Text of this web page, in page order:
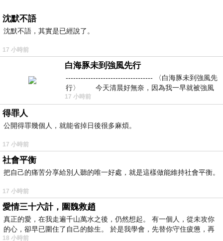
沈默不語
沈默不語，其實是已經說了。
17 小時前
白海豚未到強風先行
----------------------------------- 〈白海豚未到強風先
行〉 今天清晨好無奈，因為我一早就被強風
17 小時前
得罪人
公開得罪幾個人，就能省掉日後很多麻煩。
17 小時前
社會平衡
把自己的痛苦分享給別人聽的唯一好處，就是這樣做能維持社會平衡。
17 小時前
愛情三十六計，圍魏救趙
真正的愛，在我走遍千山萬水之後，仍然想起。 有一個人，從未攻你
的心，卻早已圍住了自己的餘生。 於是我學會，先替你守住疲憊，再
18 小時前